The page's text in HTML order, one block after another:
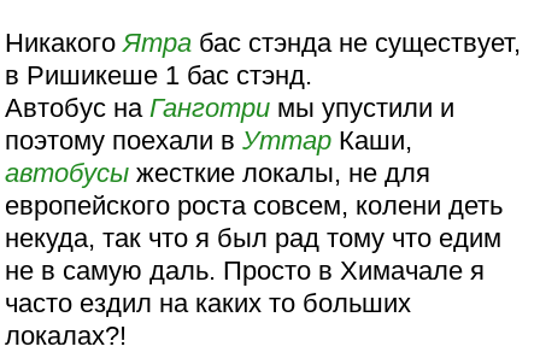
НикакогоЯтра бас стэнда не существует,
в Ришикеше 1 бас стэнд.
Автобус на Ганготри мы упустили и
поэтому поехали вУттар Каши,
автобусы жесткие локалы, не для
европейского роста совсем, колени деть
некуда, так что я был рад тому что едим
не в самую даль. Просто в Химачале я
часто ездил на каких то больших
локалах?!